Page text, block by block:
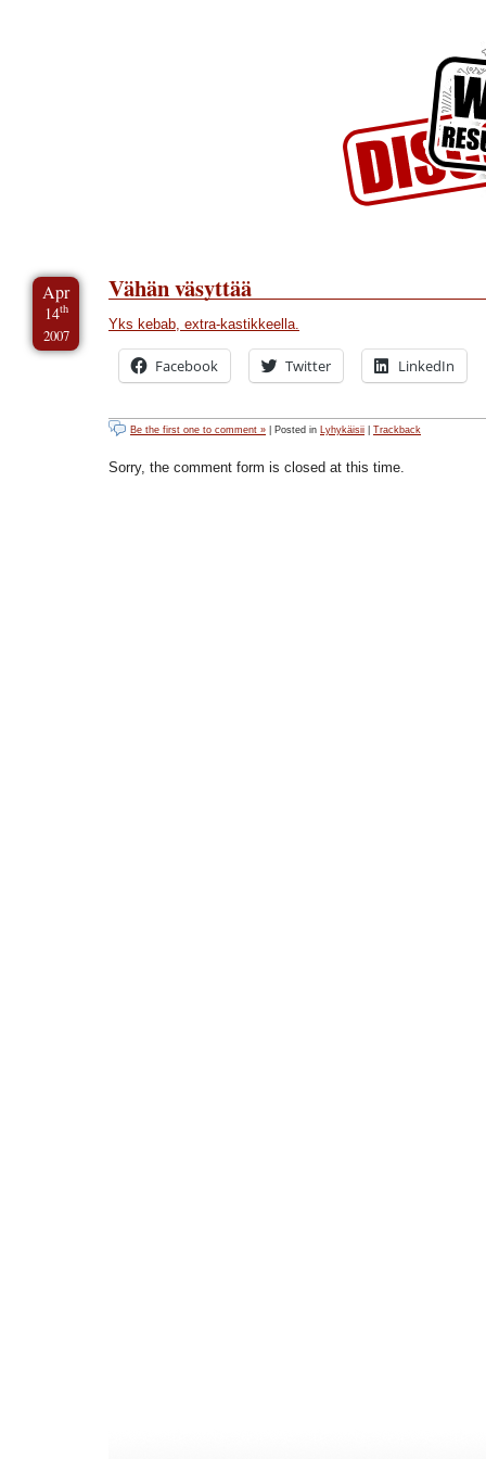
Apr
14th
2007
Vähän väsyttää
Yks kebab, extra-kastikkeella.
Facebook Twitter LinkedIn
Be the first one to comment » | Posted in Lyhykäisii Trackback
Sorry, the comment form is closed at this time.